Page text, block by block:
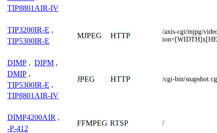
TIP8801AIR-IV
TIP3200IR-E ,
TIP5300IR-E
MJPEG HTTP
/axis-cgi/mjpg/
DIMP , DIPM ,
DMIP ,
TIP5300IR-E ,
TIP8801AIR-IV
JPEG HTTP /cgi-bin/
DIMP4200AIR ,
-P-412
FFMPEG RTSP /